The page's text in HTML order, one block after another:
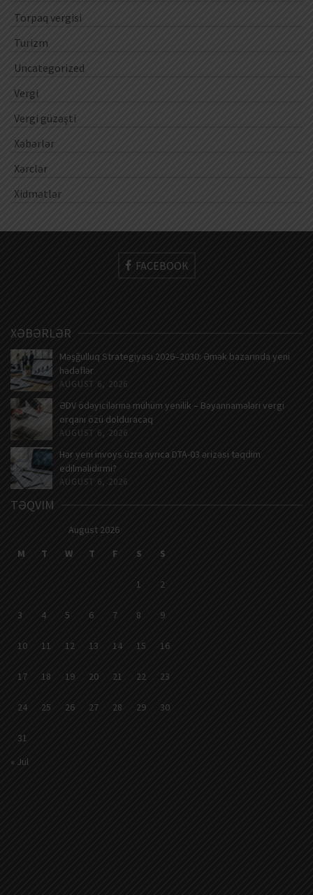
Torpaq vergisi
Turizm
Uncategorized
Vergi
Vergi güzəşti
Xəbərlər
Xərclər
Xidmətlər
FACEBOOK
XƏBƏRLƏR
Məşğulluq Strategiyası 2026–2030: Əmək bazarında yeni
hədəflər
AUGUST 6, 2026
ƏDV ödəyicilərinə mühüm yenilik – Bəyannamələri vergi
orqanı özü dolduracaq
AUGUST 6, 2026
Hər yeni invoys üzrə ayrıca DTA-03 ərizəsi təqdim
edilməlidirmi?
AUGUST 6, 2026
TƏQVIM
August 2026
M
T W T F S S
1 2
3 4 5 6 7 8 9
10 11 12 13 14 15 16
17 18 19 20 21 22 23
24 25 26 27 28 29 30
31
« Jul